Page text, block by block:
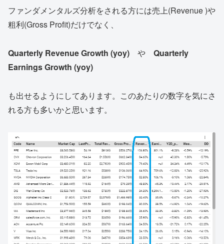
ファンダメンタルズ分析をされる方には売上(Revenue )や
粗利(Gross Profit)だけでなく、
Quarterly Revenue Growth (yoy) や Quarterly
Earnings Growth (yoy)
も出せるようにしてあります。このあたりの数字を気にさ
れる方も多いかと思います。